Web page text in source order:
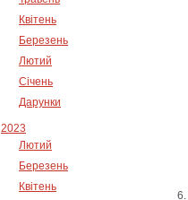
Квітень
Березень
Лютий
Січень
Дарунки
2023
Лютий
Березень
Квітень